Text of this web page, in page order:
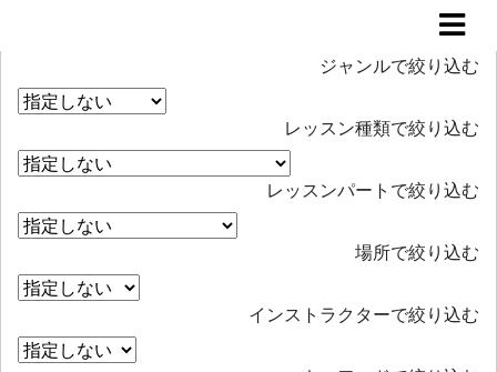
ジャンルで絞り込む
レッスン種類で絞り込む
レッスンパートで絞り込む
場所で絞り込む
インストラクターで絞り込む